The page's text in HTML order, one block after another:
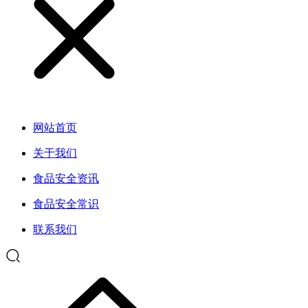
网站首页
关于我们
食品安全资讯
食品安全常识
联系我们